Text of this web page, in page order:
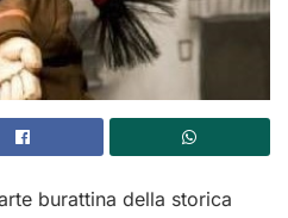
burattina della storica